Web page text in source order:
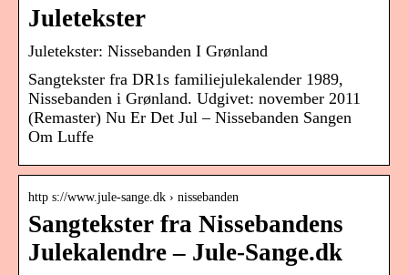
Juletekster
Juletekster: Nissebanden I Grønland
Sangtekster fra DR1s familiejulekalender 1989,
Nissebanden i Grønland. Udgivet: november 2011
(Remaster) Nu Er Det Jul – Nissebanden Sangen
Om Luffe
http s://www.jule-sange.dk › nissebanden
Sangtekster fra Nissebandens
Julekalendre – Jule-Sange.dk